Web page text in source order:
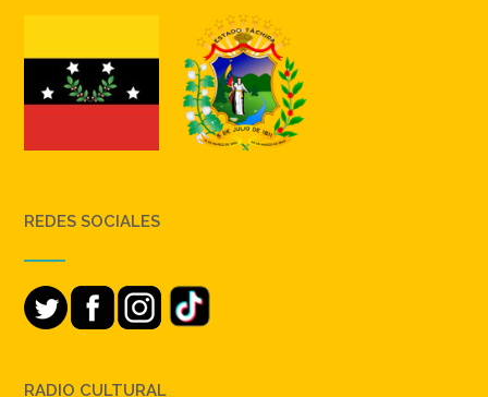
REDES SOCIALES
RADIO CULTURAL